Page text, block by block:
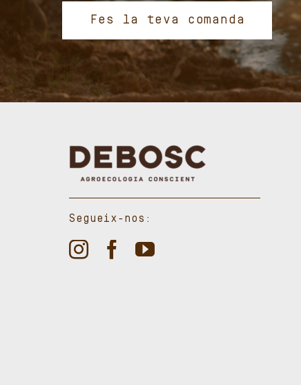
Fes la teva comanda
Segueix-nos: